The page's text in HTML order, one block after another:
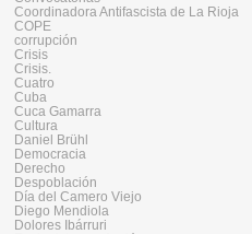
Coordinadora Antifascista de La Rioja
COPE
corrupción
Crisis
Crisis.
Cuatro
Cuba
Cuca Gamarra
Cultura
Daniel Brühl
Democracia
Derecho
Despoblación
Día del Camero Viejo
Diego Mendiola
Dolores Ibárruri